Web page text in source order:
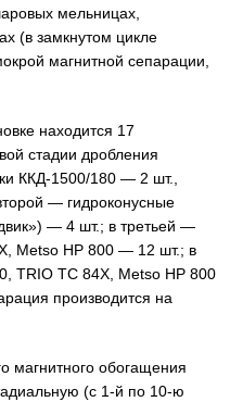
мельницах,
(в замкнутом цикле
магнитной сепарации,
находится 17
стадии дробления
ККД-1500/180 — 2 шт.,
— гидроконусные
— 4 шт.; в третьей —
Metso HP 800 — 12 шт.; в
TRIO TC 84X, Metso HP 800
производится на
магнитного обогащения
(с 1-й по 10-ю